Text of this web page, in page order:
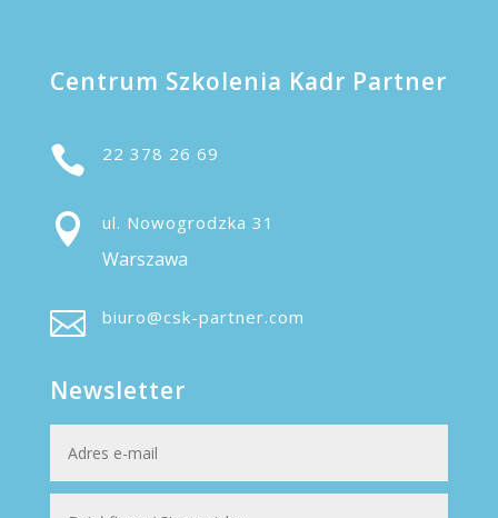
Centrum Szkolenia Kadr Partner
 22 378 26 69
 ul. Nowogrodzka 31
Warszawa
 biuro@csk-partner.com
Newsletter